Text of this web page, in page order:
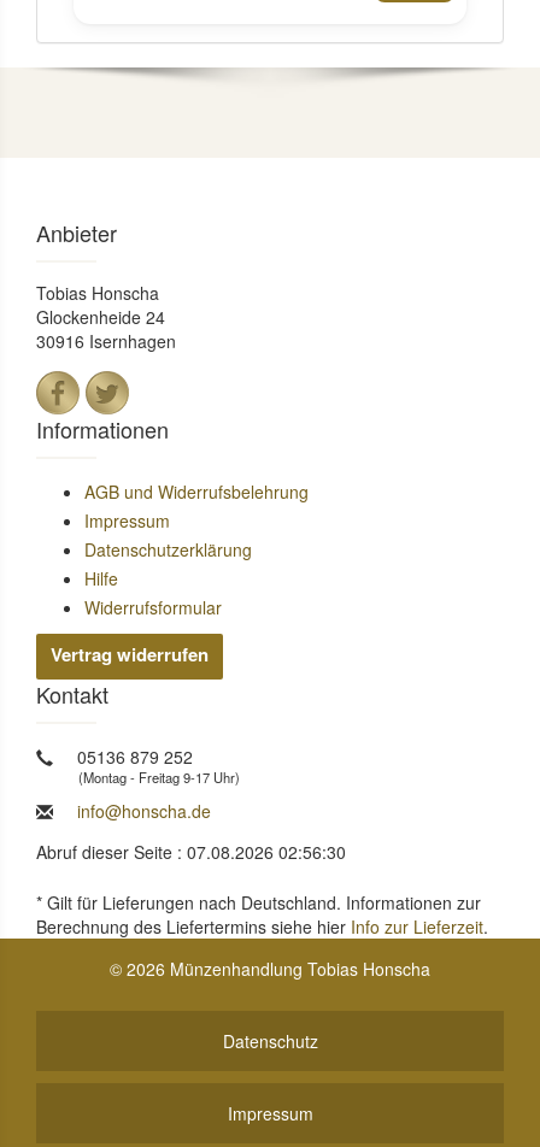
Anbieter
Tobias Honscha
Glockenheide 24
30916 Isernhagen
Informationen
AGB und Widerrufsbelehrung
Impressum
Datenschutzerklärung
Hilfe
Widerrufsformular
Vertrag widerrufen
Kontakt
05136 879 252
(Montag - Freitag 9-17 Uhr)
info@honscha.de
Abruf dieser Seite : 07.08.2026 02:56:30
* Gilt für Lieferungen nach Deutschland. Informationen zur
Berechnung des Liefertermins siehe hier Info zur Lieferzeit.
© 2026 Münzenhandlung Tobias Honscha
Datenschutz
Impressum